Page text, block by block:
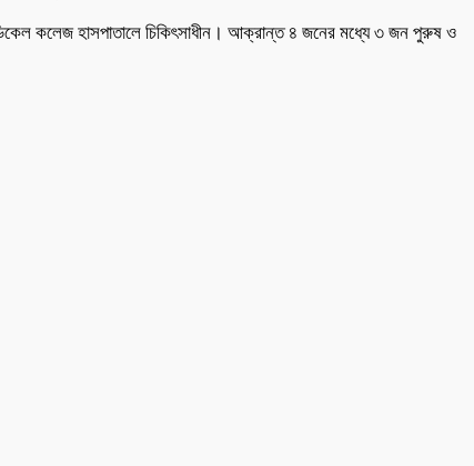
কলেজ হাসপাতালে চিকিৎসাধীন। আক্রান্ত ৪ জনের মধ্যে ৩ জন পুরুষ ও